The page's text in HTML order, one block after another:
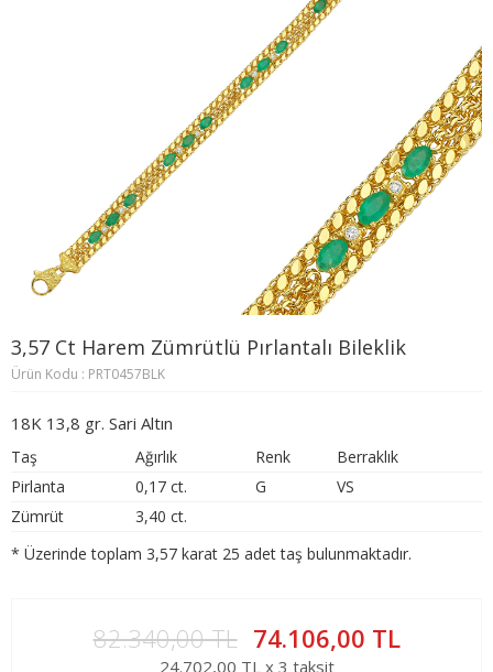
3,57 Ct Harem Zümrütlü Pırlantalı Bileklik
Ürün Kodu : PRT0457BLK
18K 13,8 gr. Sari Altın
Taş Ağırlık Renk
Berraklık
Pirlanta
0,17 ct. G
VS
Zümrüt
3,40 ct.
* Üzerinde toplam 3,57 karat 25 adet taş bulunmaktadır.
82.340,00 TL 74.106,00 TL
24.702,00 TL x 3 taksit